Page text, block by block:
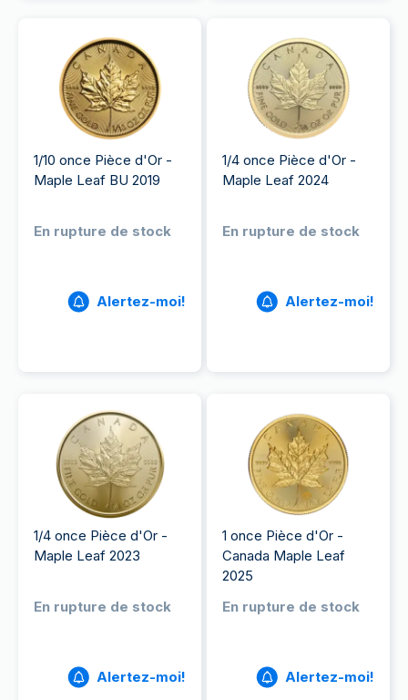
1/10 once Pièce d'Or -
Maple Leaf BU 2019
En rupture de stock
Alertez-moi!
1/4 once Pièce d'Or -
Maple Leaf 2024
En rupture de stock
Alertez-moi!
1/4 once Pièce d'Or -
Maple Leaf 2023
En rupture de stock
Alertez-moi!
1 once Pièce d'Or -
Canada Maple Leaf
2025
En rupture de stock
Alertez-moi!